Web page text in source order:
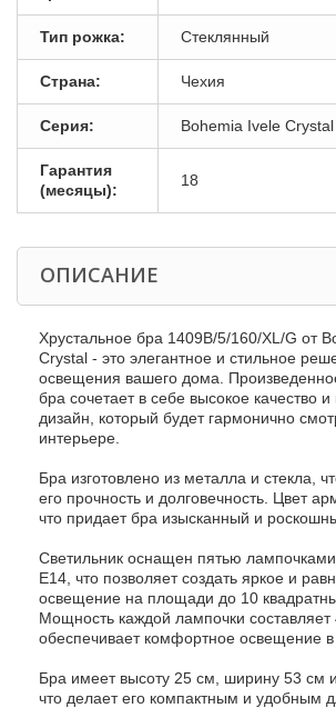
Тип рожка: Стеклянный
Страна: Чехия
Серия: Bohemia Ivele
Гарантия
(месяцы):
18
ОПИСАНИЕ
Хрустальное бра 1409B/5/160/XL/G от
Crystal - это элегантное и стильное
освещения вашего дома.
бра сочетает в себе высокое качество и
дизайн, который будет гармонично
интерьере.
Бра изготовлено из металла и стекла,
его прочность и долговечность. Цвет
что придает бра изысканный и
Светильник оснащен пятью
E14, что позволяет создать яркое и
освещение на площади до 10
Мощность каждой лампочки составляет
обеспечивает комфортное освещение
Бра имеет высоту 25 см, ширину 53 см
что делает его компактным и удобным